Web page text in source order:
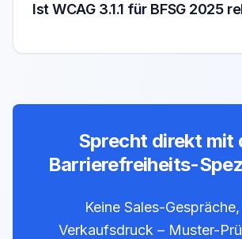
Ist WCAG 3.1.1 für BFSG 2025
Sprecht direkt mit
Barrierefreiheits-
Keine Sales-
Verkaufsdruck – Muster-